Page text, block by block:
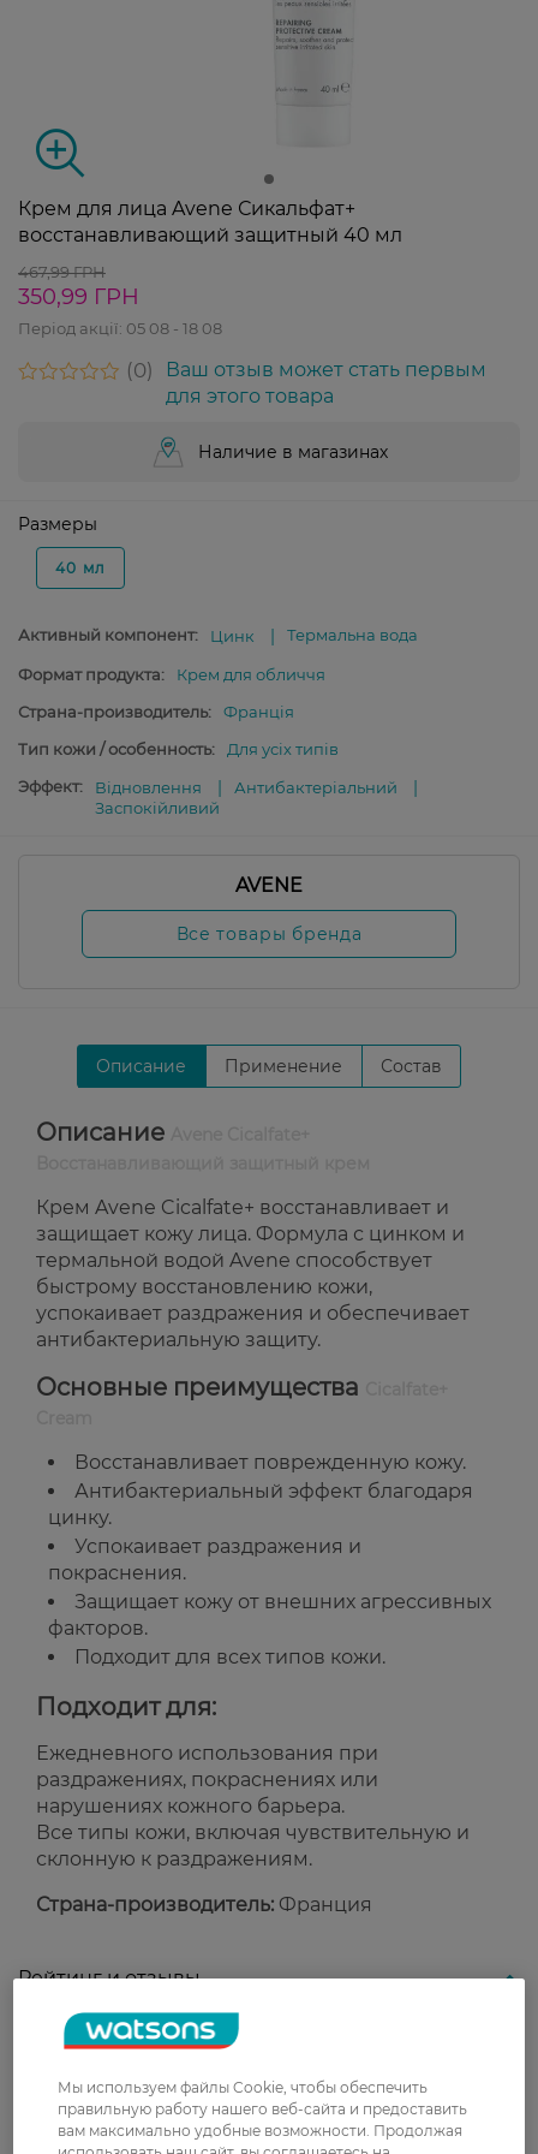
Крем для лица Avene Сикальфат+
восстанавливающий защитный 40 мл
467,99 ГРН
350,99 ГРН
Період акції: 05 08 - 18 08
0
Ваш отзыв может стать первым
для этого товара
Наличие в магазинах
Размеры
40 мл
Активный компонент: Цинк Термальна вода
Формат продукта:
Крем для обличчя
Страна-производитель:
Франція
Тип кожи / особенность:
Для усіх типів
Эффект:
Відновлення
Антибактеріальний
Заспокійливий
AVENE
Все товары бренда
Описание Применение Состав
Описание
Крем Avene Cicalfate+ восстанавливает и
защищает кожу лица. Формула с цинком и
термальной водой Avene способствует
быстрому восстановлению кожи,
успокаивает раздражения и обеспечивает
антибактериальную защиту.
Основные преимущества
Восстанавливает поврежденную кожу.
Антибактериальный эффект благодаря
цинку.
Успокаивает раздражения и
покраснения.
Защищает кожу от внешних агрессивных
факторов.
Подходит для всех типов кожи.
Подходит для:
Ежедневного использования при
раздражениях, покраснениях или
нарушениях кожного барьера.
Все типы кожи, включая чувствительную и
склонную к раздражениям.
Страна-производитель: Франция
Рейтинг и отзывы
0
З 0 відгуків
Мы используем файлы Cookie, чтобы обеспечить
правильную работу нашего веб-сайта и предоставить
вам максимально удобные возможности. Продолжая